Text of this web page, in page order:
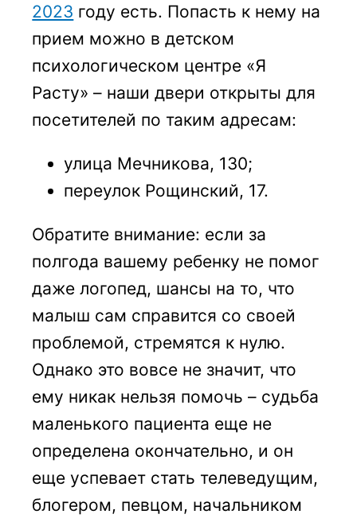
2023 году есть. Попасть к нему на
прием можно в детском
психологическом центре «Я
Расту» – наши двери открыты для
посетителей по таким адресам:
улица Мечникова, 130;
переулок Рощинский, 17.
Обратите внимание: если за
полгода вашему ребенку не помог
даже логопед, шансы на то, что
малыш сам справится со своей
проблемой, стремятся к нулю.
Однако это вовсе не значит, что
ему никак нельзя помочь – судьба
маленького пациента еще не
определена окончательно, и он
еще успевает стать телеведущим,
блогером, певцом, начальником